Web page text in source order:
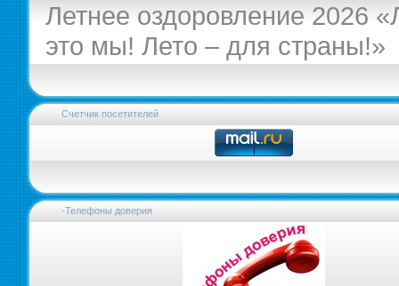
Летнее оздоровление 2026
это мы! Лето – для страны!»
Счетчик посетителей
-Телефоны доверия